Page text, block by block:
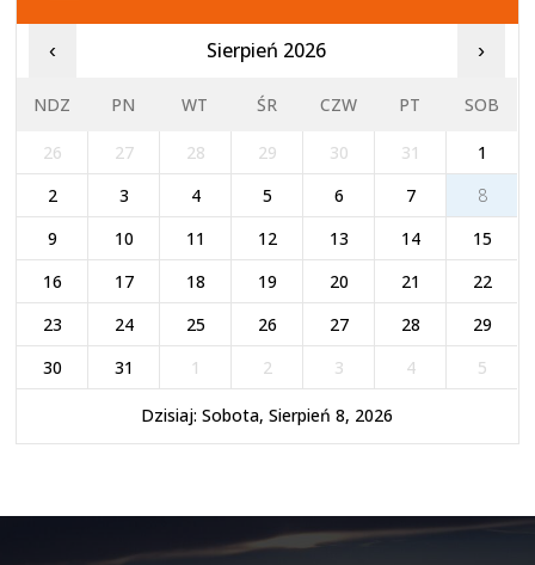
‹ Sierpień 2026 ›
NDZ PN WT ŚR CZW PT SOB
26 27 28 29 30 31
1
2
3 4 5 6 7
8
9
10 11 12 13 14
15
16
17 18 19 20 21
22
23
24 25 26 27 28
29
30
31 1 2 3 4 5
Dzisiaj: Sobota, Sierpień 8, 2026